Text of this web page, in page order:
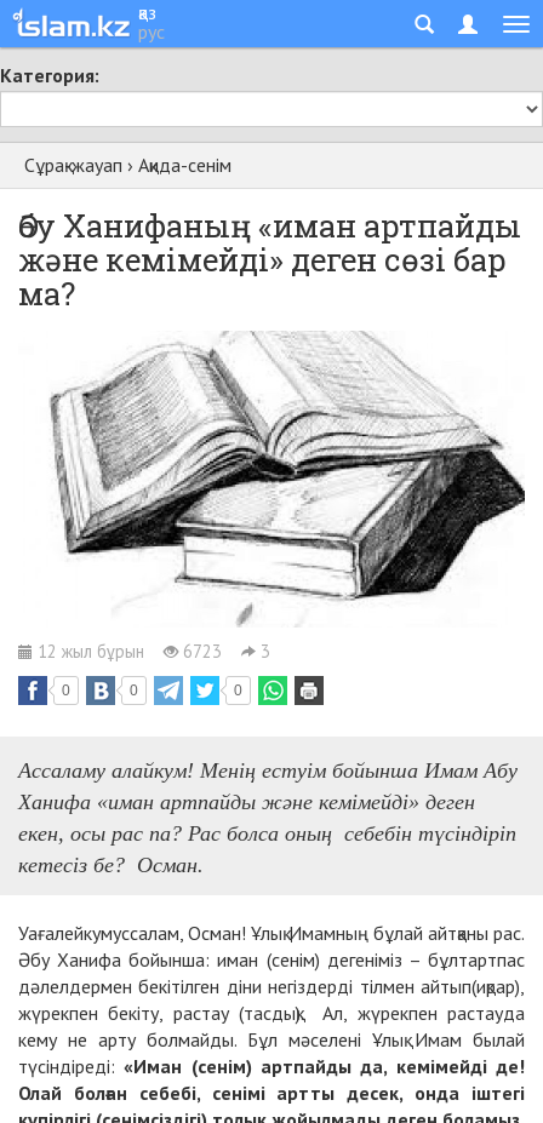
қаз
рус
Категория:
Сұрақ-жауап › Ақида-сенім
Әбу Ханифаның «иман артпайды
және кемімейді» деген сөзі бар
ма?
12 жыл бұрын 6723 3
0 0 0
Ассаламу алайкум! Менің естуім бойынша Имам Абу
Ханифа «иман артпайды және кемімейді» деген
екен, осы рас па? Рас болса оның себебін түсіндіріп
кетесіз бе? Осман.
Уағалейкумуссалам, Осман! Ұлық Имамның бұлай айтқаны рас.
Әбу Ханифа бойынша: иман (сенім) дегеніміз – бұлтартпас
дәлелдермен бекітілген діни негіздерді тілмен айтып(иқрар),
жүрекпен бекіту, растау (тасдық). Ал, жүрекпен растауда
кему не арту болмайды. Бұл мәселені Ұлық Имам былай
түсіндіреді:«Иман (сенім) артпайды да, кемімейді де!
Олай болған себебі, сенімі артты десек, онда іштегі